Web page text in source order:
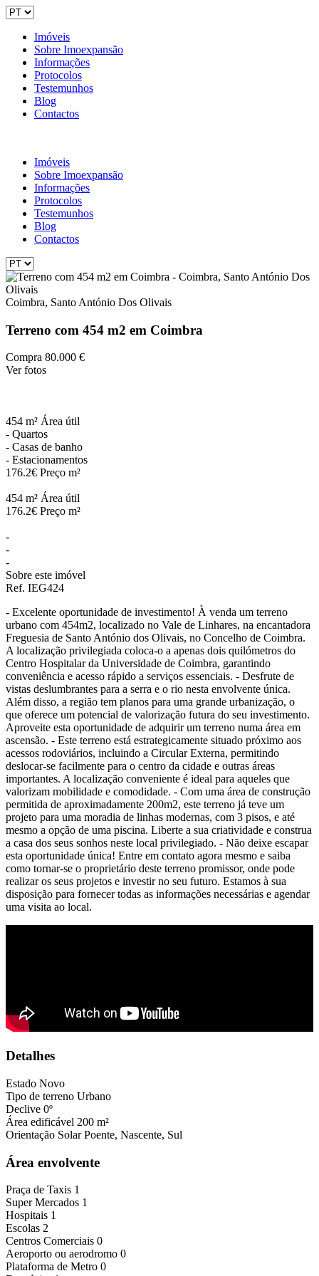
Imóveis
Sobre Imoexpansão
Informações
Protocolos
Testemunhos
Blog
Contactos
Imóveis
Sobre Imoexpansão
Informações
Protocolos
Testemunhos
Blog
Contactos
Coimbra, Santo António Dos Olivais
Terreno com 454 m2 em Coimbra
Compra 80.000 €
Ver fotos
454 m² Área útil
- Quartos
- Casas de banho
- Estacionamentos
176.2€ Preço m²
454 m² Área útil
176.2€ Preço m²
-
-
-
Sobre este imóvel
Ref. IEG424
- Excelente oportunidade de investimento! À venda um terreno
urbano com 454m2, localizado no Vale de Linhares, na encantadora
Freguesia de Santo António dos Olivais, no Concelho de Coimbra.
A localização privilegiada coloca-o a apenas dois quilómetros do
Centro Hospitalar da Universidade de Coimbra, garantindo
conveniência e acesso rápido a serviços essenciais. - Desfrute de
vistas deslumbrantes para a serra e o rio nesta envolvente única.
Além disso, a região tem planos para uma grande urbanização, o
que oferece um potencial de valorização futura do seu investimento.
Aproveite esta oportunidade de adquirir um terreno numa área em
ascensão. - Este terreno está estrategicamente situado próximo aos
acessos rodoviários, incluindo a Circular Externa, permitindo
deslocar-se facilmente para o centro da cidade e outras áreas
importantes. A localização conveniente é ideal para aqueles que
valorizam mobilidade e comodidade. - Com uma área de construção
permitida de aproximadamente 200m2, este terreno já teve um
projeto para uma moradia de linhas modernas, com 3 pisos, e até
mesmo a opção de uma piscina. Liberte a sua criatividade e construa
a casa dos seus sonhos neste local privilegiado. - Não deixe escapar
esta oportunidade única! Entre em contato agora mesmo e saiba
como tornar-se o proprietário deste terreno promissor, onde pode
realizar os seus projetos e investir no seu futuro. Estamos à sua
disposição para fornecer todas as informações necessárias e agendar
uma visita ao local.
Detalhes
Estado Novo
Tipo de terreno Urbano
Declive 0º
Área edificável 200 m²
Orientação Solar Poente, Nascente, Sul
Área envolvente
Praça de Taxis 1
Super Mercados 1
Hospitais 1
Escolas 2
Centros Comerciais 0
Aeroporto ou aerodromo 0
Plataforma de Metro 0